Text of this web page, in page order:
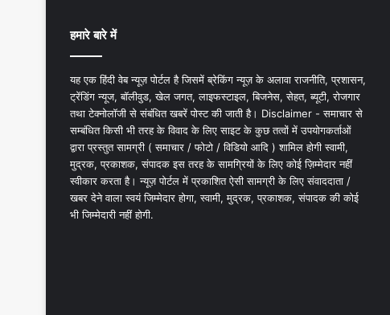
हमारे बारे में
यह एक हिंदी वेब न्यूज़ पोर्टल है जिसमें ब्रेकिंग न्यूज़ के अलावा राजनीति, प्रशासन,
ट्रेंडिंग न्यूज, बॉलीवुड, खेल जगत, लाइफस्टाइल, बिजनेस, सेहत, ब्यूटी, रोजगार
तथा टेक्नोलॉजी से संबंधित खबरें पोस्ट की जाती है। Disclaimer - समाचार से
सम्बंधित किसी भी तरह के विवाद के लिए साइट के कुछ तत्वों में उपयोगकर्ताओं
द्वारा प्रस्तुत सामग्री ( समाचार / फोटो / विडियो आदि ) शामिल होगी स्वामी,
मुद्रक, प्रकाशक, संपादक इस तरह के सामग्रियों के लिए कोई ज़िम्मेदार नहीं
स्वीकार करता है। न्यूज़ पोर्टल में प्रकाशित ऐसी सामग्री के लिए संवाददाता /
खबर देने वाला स्वयं जिम्मेदार होगा, स्वामी, मुद्रक, प्रकाशक, संपादक की कोई
भी जिम्मेदारी नहीं होगी.